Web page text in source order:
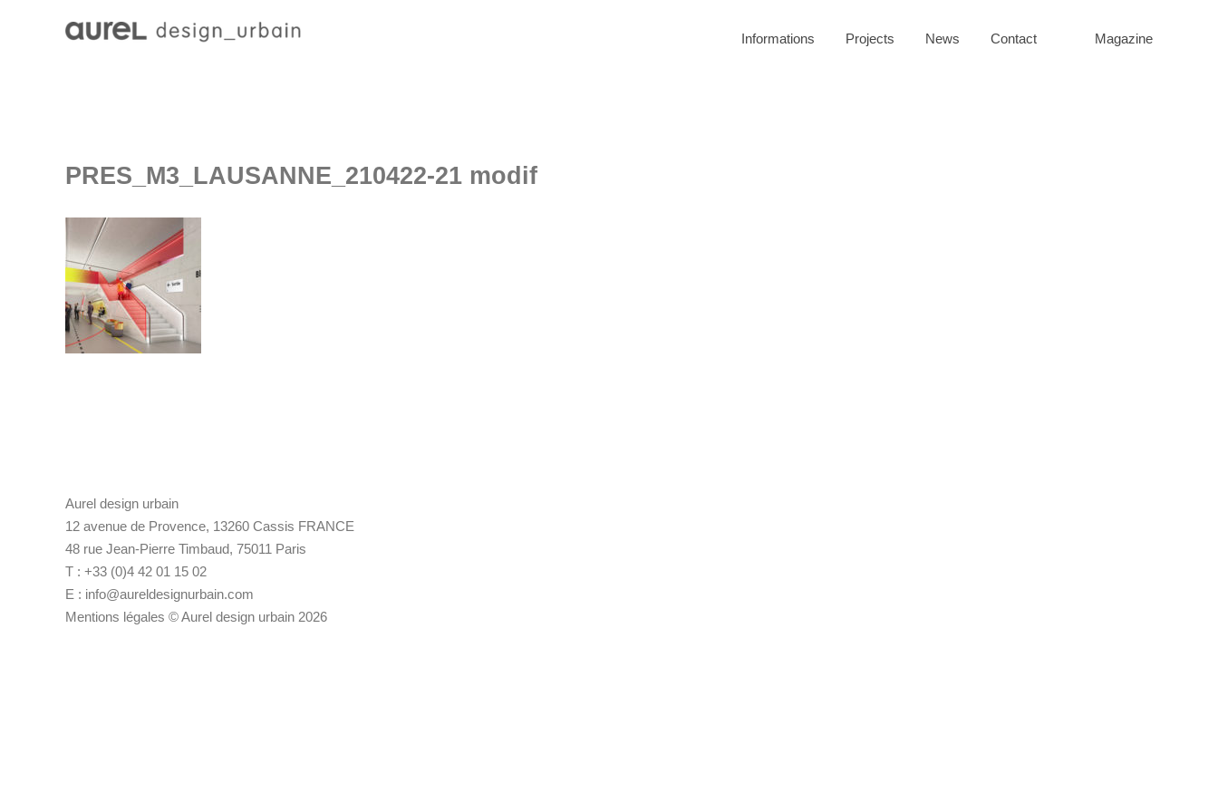
Informations Projects News Contact Magazine
PRES_M3_LAUSANNE_210422-21 modif
Aurel design urbain
12 avenue de Provence, 13260 Cassis FRANCE
48 rue Jean-Pierre Timbaud, 75011 Paris
T : +33 (0)4 42 01 15 02
E : info@aureldesignurbain.com
Mentions légales © Aurel design urbain 2026